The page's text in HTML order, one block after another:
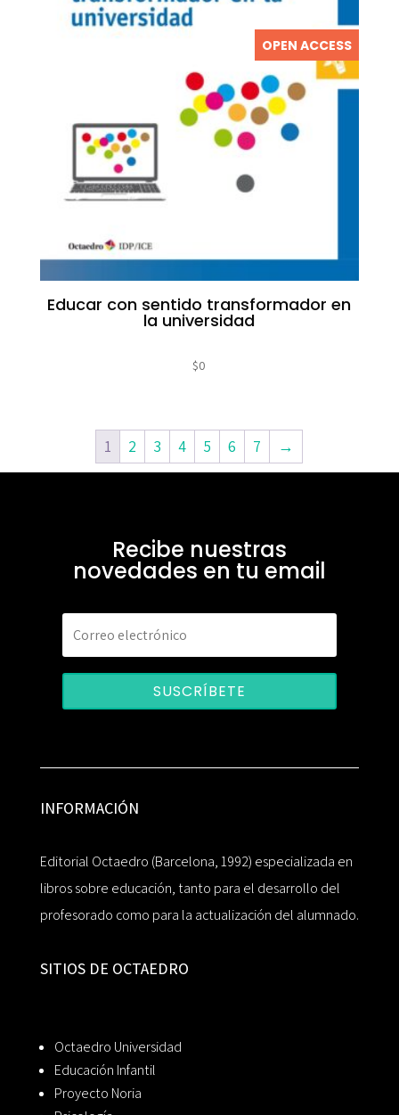
OPEN ACCESS
Educar con sentido transformador en
la universidad
$0
1 2 3 4 5 6 7 →
Recibe nuestras
novedades en tu email
SUSCRÍBETE
INFORMACIÓN
Editorial Octaedro (Barcelona, 1992) especializada en
libros sobre educación, tanto para el desarrollo del
profesorado como para la actualización del alumnado.
SITIOS DE OCTAEDRO
Octaedro Universidad
Educación Infantil
Proyecto Noria